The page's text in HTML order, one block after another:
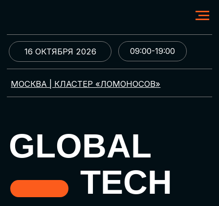
МОСКВА | КЛАСТЕР «ЛОМОНОСОВ»
GLOBAL
TECH
FORUM
Цифровая трансформация
и автоматизация бизнеса
09:00-19:00
16 ОКТЯБРЯ 2026